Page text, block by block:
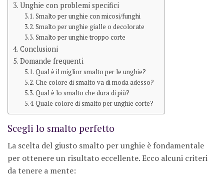
Unghie con problemi specifici
Smalto per unghie con micosi/funghi
Smalto per unghie gialle o decolorate
Smalto per unghie troppo corte
Conclusioni
Domande frequenti
Qual è il miglior smalto per le unghie?
Che colore di smalto va di moda adesso?
Qual è lo smalto che dura di più?
Quale colore di smalto per unghie corte?
Scegli lo smalto perfetto
La scelta del giusto smalto per unghie è fondamentale
per ottenere un risultato eccellente. Ecco alcuni criteri
da tenere a mente: